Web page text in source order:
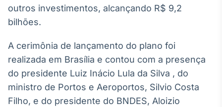
Broadcast
integração de
conteúdos e
Broadcast
Ticker
outros investimentos, alcançando R$ 9,2
bilhões.
A cerimônia de lançamento do plano foi
realizada em Brasília e contou com a presença
do presidente Luiz Inácio Lula da Silva , do
ministro de Portos e Aeroportos, Silvio Costa
Filho, e do presidente do BNDES, Aloizio